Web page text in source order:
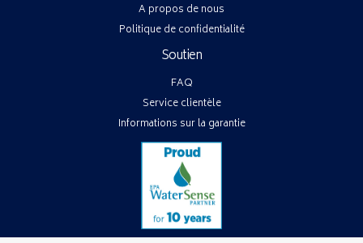
A propos de nous
Politique de confidentialité
Soutien
FAQ
Service clientèle
Informations sur la garantie